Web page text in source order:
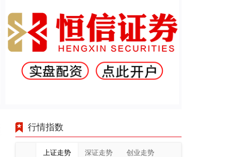
行情指数
上证走势 深证走势 创业走势